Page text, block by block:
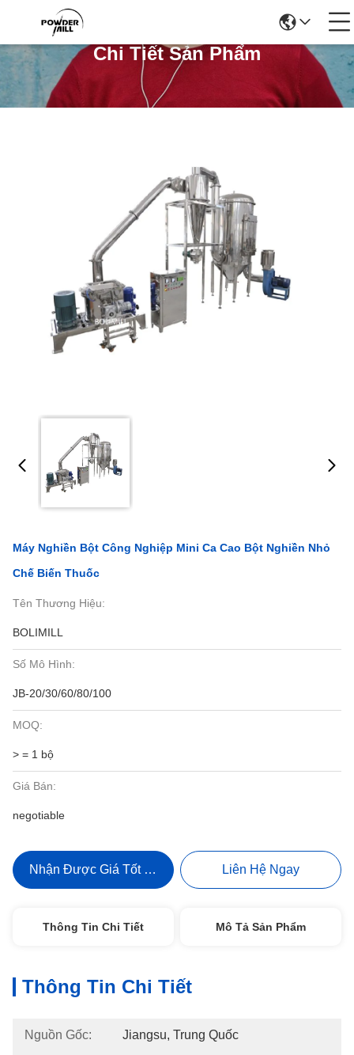
Chi Tiết Sản Phẩm
Máy Nghiền Bột Công Nghiệp Mini Ca Cao Bột Nghiền Nhỏ
Chế Biến Thuốc
Tên Thương Hiệu:
BOLIMILL
Số Mô Hình:
JB-20/30/60/80/100
MOQ:
> = 1 bộ
Giá Bán:
negotiable
Nhận Được Giá Tốt Nhất Liên Hệ Ngay
Thông Tin Chi Tiết Mô Tả Sản Phẩm
Thông Tin Chi Tiết
Nguồn Gốc: Jiangsu, Trung Quốc